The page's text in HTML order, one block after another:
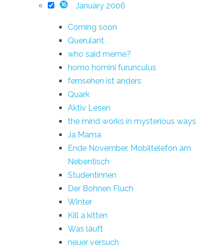
16 January 2006
Coming soon
Querulant
who said meme?
homo homini furunculus
fernsehen ist anders
Quark
Aktiv Lesen
the mind works in mysterious ways
Ja Mama
Ende November, Mobiltelefon am
Nebentisch
Studentinnen
Der Bohnen Fluch
Winter
Kill a kitten
Was läuft
neuer versuch